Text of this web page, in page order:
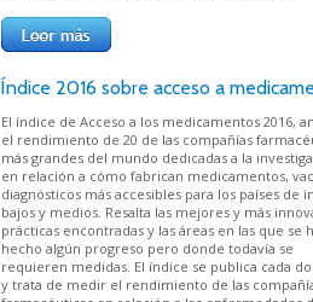
Índice 2016 sobre acceso a
El índice de Acceso a los medicamentos 2016,
el rendimiento de 20 de las compañías
más grandes del mundo dedicadas a la
en relación a cómo fabrican medicamentos,
diagnósticos más accesibles para los países de
bajos y medios. Resalta las mejores y más
prácticas encontradas y las áreas en las que se
hecho algún progreso pero donde todavía se
requieren medidas. El índice se publica cada
y trata de medir el rendimiento de las